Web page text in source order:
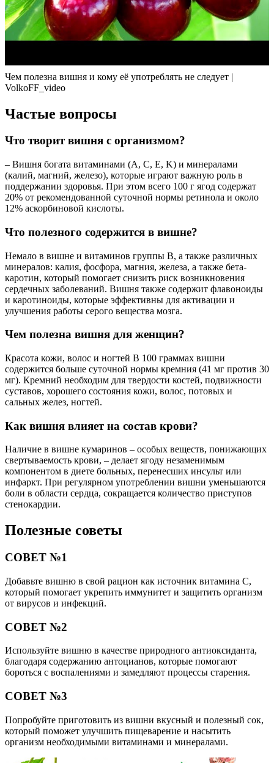
Чем полезна вишня и кому её употреблять не следует |
VolkoFF_video
Частые вопросы
Что творит вишня с организмом?
– Вишня богата витаминами (A, C, E, K) и минералами
(калий, магний, железо), которые играют важную роль в
поддержании здоровья. При этом всего 100 г ягод содержат
20% от рекомендованной суточной нормы ретинола и около
12% аскорбиновой кислоты.
Что полезного содержится в вишне?
Немало в вишне и витаминов группы В, а также различных
минералов: калия, фосфора, магния, железа, а также бета-
каротин, который помогает снизить риск возникновения
сердечных заболеваний. Вишня также содержит флавоноиды
и каротиноиды, которые эффективны для активации и
улучшения работы серого вещества мозга.
Чем полезна вишня для женщин?
Красота кожи, волос и ногтей В 100 граммах вишни
содержится больше суточной нормы кремния (41 мг против 30
мг). Кремний необходим для твердости костей, подвижности
суставов, хорошего состояния кожи, волос, потовых и
сальных желез, ногтей.
Как вишня влияет на состав крови?
Наличие в вишне кумаринов – особых веществ, понижающих
свертываемость крови, – делает ягоду незаменимым
компонентом в диете больных, перенесших инсульт или
инфаркт. При регулярном употреблении вишни уменьшаются
боли в области сердца, сокращается количество приступов
стенокардии.
Полезные советы
СОВЕТ №1
Добавьте вишню в свой рацион как источник витамина С,
который помогает укрепить иммунитет и защитить организм
от вирусов и инфекций.
СОВЕТ №2
Используйте вишню в качестве природного антиоксиданта,
благодаря содержанию антоцианов, которые помогают
бороться с воспалениями и замедляют процессы старения.
СОВЕТ №3
Попробуйте приготовить из вишни вкусный и полезный сок,
который поможет улучшить пищеварение и насытить
организм необходимыми витаминами и минералами.